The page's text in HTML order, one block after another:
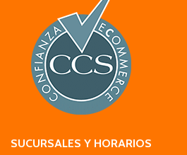
SUCURSALES Y HORARIOS